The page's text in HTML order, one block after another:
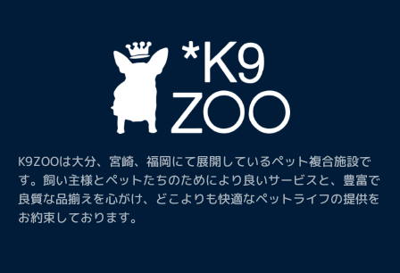
K9ZOOは大分、宮崎、福岡にて展開しているペット複合施設で
す。飼い主様とペットたちのためにより良いサービスと、豊富で
良質な品揃えを心がけ、どこよりも快適なペットライフの提供を
お約束しております。